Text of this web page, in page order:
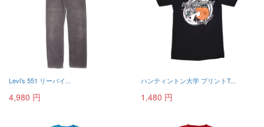
Levi's 551 リーバイ...
4,980 円
ハンティントン大学 プリントT...
1,480 円